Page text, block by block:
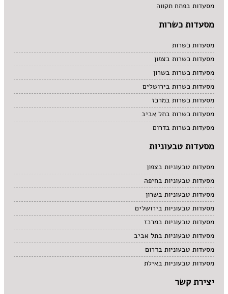
מסעדות בפתח תקווה
מסעדות כשרות
מסעדות כשרות
מסעדות כשרות בצפון
מסעדות כשרות בשרון
מסעדות כשרות בירושלים
מסעדות כשרות במרכז
מסעדות כשרות בתל אביב
מסעדות כשרות בדרום
מסעדות טבעוניות
מסעדות טבעוניות בצפון
מסעדות טבעוניות בחיפה
מסעדות טבעוניות בשרון
מסעדות טבעוניות בירושלים
מסעדות טבעוניות במרכז
מסעדות טבעוניות בתל אביב
מסעדות טבעוניות בדרום
מסעדות טבעוניות באילת
יצירת קשר